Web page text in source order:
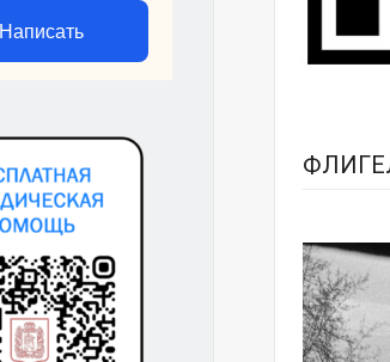
Написать